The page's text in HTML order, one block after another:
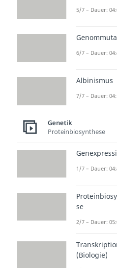
zusammen
An dieses
Bindung
einem
5/7 – Dauer:
6/7 – Dauer:
Albinismus
7/7 – Dauer:
Genetik
Proteinbiosynthese
1/7 – Dauer:
se
2/7 – Dauer:
(Biologie)